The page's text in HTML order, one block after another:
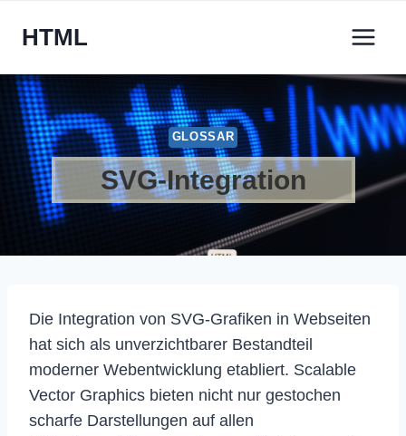
InhaltHTML
GLOSSAR
SVG-Integration
Die Integration von SVG-Grafiken in Webseiten
hat sich als unverzichtbarer Bestandteil
moderner Webentwicklung etabliert. Scalable
Vector Graphics bieten nicht nur gestochen
scharfe Darstellungen auf allen